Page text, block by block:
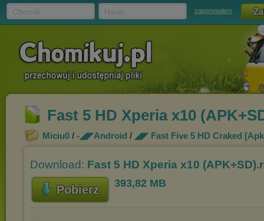
zapomniałem
Fast 5 HD Xperia x10
Miciu0 / -◢◤Android / ◢◤ Fast Five 5 HD Craked
Download: Fast 5 HD Xperia x10
Pobierz 393,82 MB